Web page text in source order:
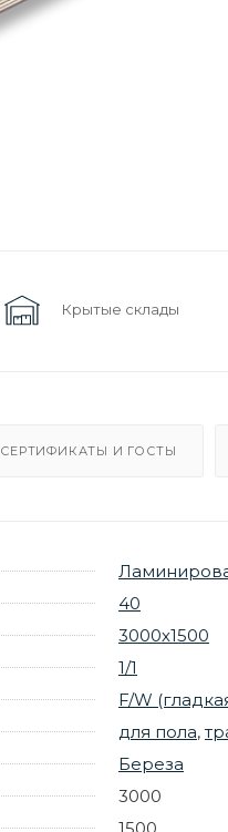
Крытые склады
СЕРТИФИКАТЫ И ГОСТЫ
40
3000х1500
1/1
F/W
для пола,
Береза
3000